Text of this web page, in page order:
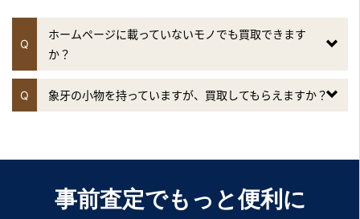
Q
ホームページに載っていないモノでも買取できます
か？
Q 象牙の小物を持っていますが、買取してもらえますか？
事前査定でもっと便利に